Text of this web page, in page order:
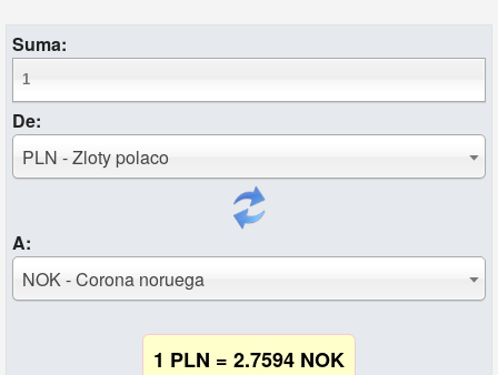
Suma:
De:
PLN - Zloty polaco
A:
NOK - Corona noruega
1 PLN = 2.7594 NOK